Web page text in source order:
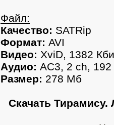
Файл:
Качество: SATRip
Формат: AVI
Видео: XviD, 1382
Аудио: AC3, 2 ch, 192
Размер: 278 Мб
Скачать Тирамису.